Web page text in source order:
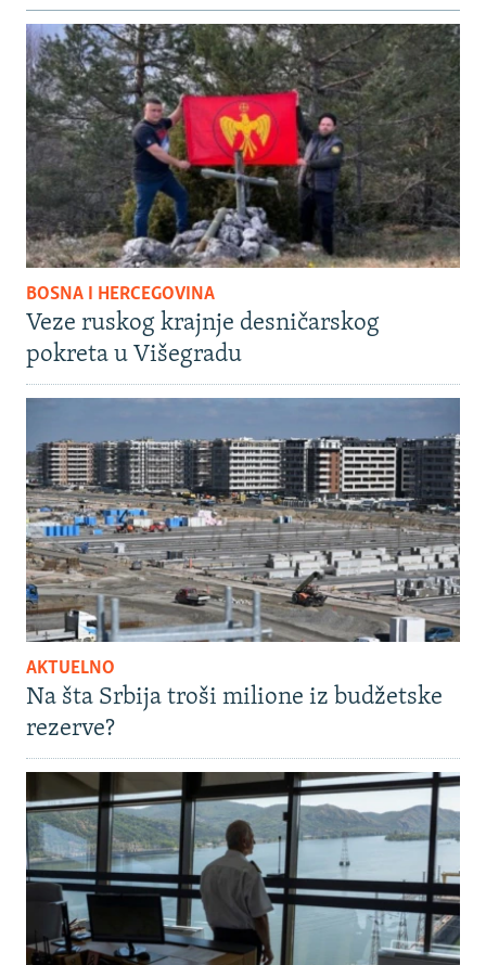
BOSNA I HERCEGOVINA
Veze ruskog krajnje desničarskog
pokreta u Višegradu
AKTUELNO
Na šta Srbija troši milione iz budžetske
rezerve?